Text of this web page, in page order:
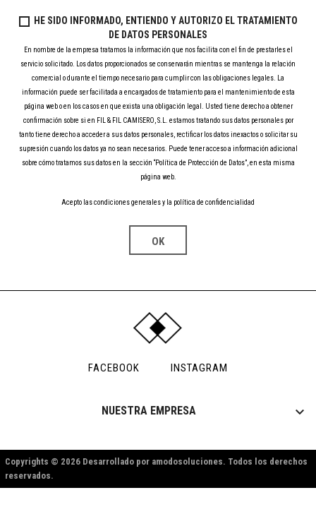
HE SIDO INFORMADO, ENTIENDO Y AUTORIZO EL TRATAMIENTO
DE DATOS PERSONALES
En nombre de la empresa tratamos la información que nos facilita con el fin de prestarles el
servicio solicitado. Los datos proporcionados se conservarán mientras se mantenga la relación
comercial o durante el tiempo necesario para cumplir con las obligaciones legales. La
información puede ser facilitada a encargados de tratamiento para el mantenimiento de esta
página web o en los casos en que exista una obligación legal. Usted tiene derecho a obtener
confirmación sobre si en FIL & FIL CAMISERO, S.L. estamos tratando sus datos personales por
tanto tiene derecho a acceder a sus datos personales, rectificar los datos inexactos o solicitar su
supresión cuando los datos ya no sean necesarios. Puede tener acceso a información adicional
sobre cómo tratamos sus datos en la sección “Política de Protección de Datos”, en esta misma
página web.
Acepto las condiciones generales y la política de confidencialidad
FACEBOOK INSTAGRAM
NUESTRA EMPRESA 
Copyrights © 2026 Desarrollado por amodosoluciones. Todos los derechos
reservados.